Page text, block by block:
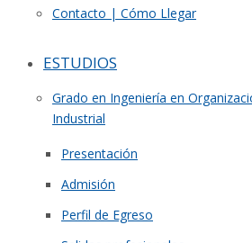
Contacto | Cómo Llegar
ESTUDIOS
Grado en Ingeniería en
Industrial
Presentación
Admisión
Perfil de Egreso